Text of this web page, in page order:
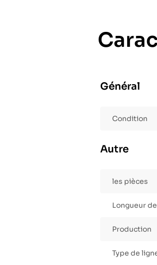
Général
Condition
Autre
les pièces
Longueur
Production
Type de